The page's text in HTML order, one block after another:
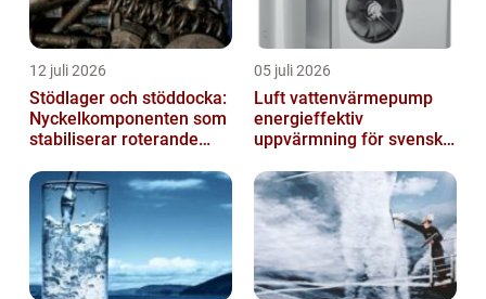
12 juli 2026
Stödlager och stöddocka:
Nyckelkomponenten som
stabiliserar roterande
05 juli 2026
Luft vattenvärmepump
energieffektiv
uppvärmning för svenska